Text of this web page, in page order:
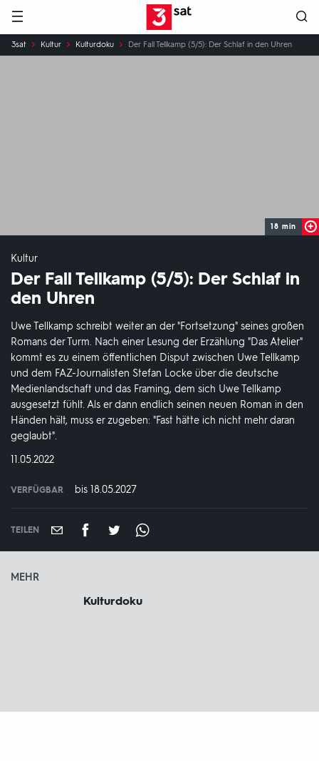
Hauptnavigation 3SAT
Sie
sind
3sat Kultur Kulturdoku Der Fall Tellkamp (5/5): Der Schlaf in den Uhren
18 min
Kultur
Der Fall Tellkamp (5/5): Der Schlaf in
den Uhren
Uwe Tellkamp schreibt weiter an der "Fortsetzung" seines großen
Romans der Turm. Nach einer Lesung der Erzählung "Das Atelier"
kommt es zu einem öffentlichen Disput zwischen Uwe Tellkamp
und dem FAZ-Journalisten Stefan Locke über die deutsche
Medienlandschaft und das Framing, dem sich Uwe Tellkamp
ausgesetzt fühlt. Als er dann endlich seinen neuen Roman in den
Händen hält, muss er zugeben: "Fast hätte ich nicht mehr daran
geglaubt".
DATUM:
11.05.2022
VERFÜGBAR bis 18.05.2027
TEILEN
MEHR
Kulturdoku